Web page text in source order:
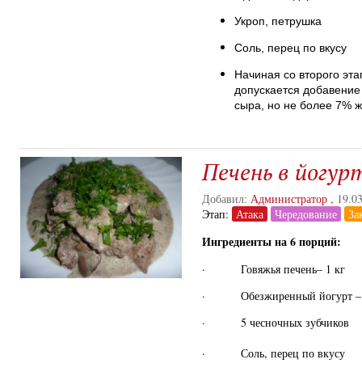
Укроп, петрушка
Соль, перец по вкусу
Начиная со второго
допускается
сыра, но не более 7%
Печень в
Добавил: Администратор ,
Этап: Атака Чередование
Ингредиенты на 6 порций:
· Говяжья печень– 1 кг
· Обезжиренный йогурт –
· 5 чесночных зубчиков
· Соль, перец по вкусу